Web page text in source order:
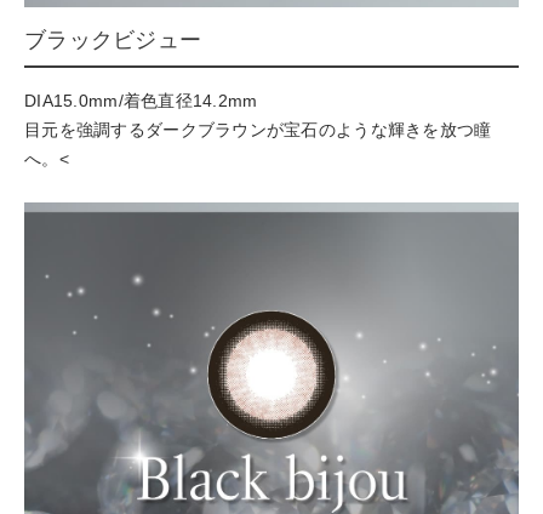
ブラックビジュー
DIA15.0mm/着色直径14.2mm
目元を強調するダークブラウンが宝石のような輝きを放つ瞳
へ。<